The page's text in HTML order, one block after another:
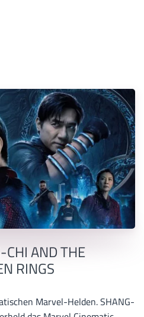
AND THE
RINGS
Marvel-Helden. SHANG-